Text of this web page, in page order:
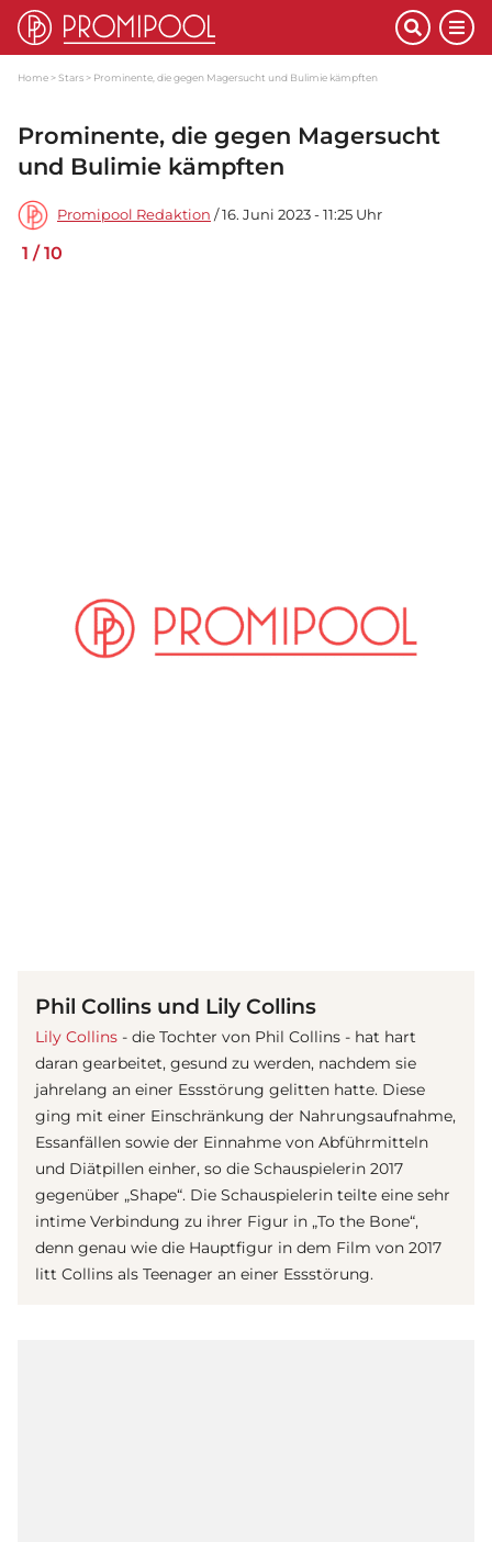
Home Stars Prominente, die gegen Magersucht und Bulimie kämpften
Prominente, die gegen Magersucht
und Bulimie kämpften
Promipool Redaktion / 16. Juni 2023 - 11:25 Uhr
1 /10
Phil Collins und Lily Collins
Lily Collins - die Tochter von Phil Collins - hat hart
daran gearbeitet, gesund zu werden, nachdem sie
jahrelang an einer Essstörung gelitten hatte. Diese
ging mit einer Einschränkung der Nahrungsaufnahme,
Essanfällen sowie der Einnahme von Abführmitteln
und Diätpillen einher, so die Schauspielerin 2017
gegenüber „Shape“. Die Schauspielerin teilte eine sehr
intime Verbindung zu ihrer Figur in „To the Bone“,
denn genau wie die Hauptfigur in dem Film von 2017
litt Collins als Teenager an einer Essstörung.